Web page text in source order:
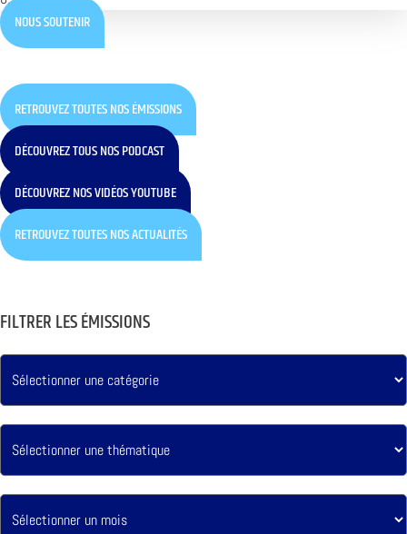
NOUS SOUTENIR
RETROUVEZ TOUTES NOS ÉMISSIONS
DÉCOUVREZ TOUS NOS PODCAST
DÉCOUVREZ NOS VIDÉOS YOUTUBE
RETROUVEZ TOUTES NOS ACTUALITÉS
FILTRER LES ÉMISSIONS